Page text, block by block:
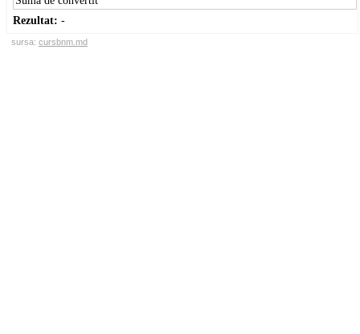
Rezultat: -
sursa: cursbnm.md